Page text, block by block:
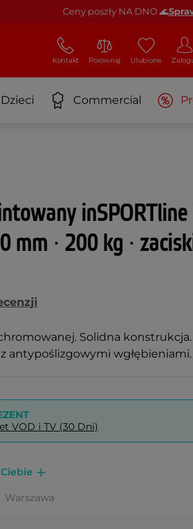
Ceny poszły NA DNO 🌊
Kontakt Porównaj Ulubione
Dzieci Commercial
inSPORTline
mm ∙ 200 kg ∙
Solidna konstrukcja.
antypoślizgowymi wgłębieniami.
VOD i TV (30 Dni)
Warszawa